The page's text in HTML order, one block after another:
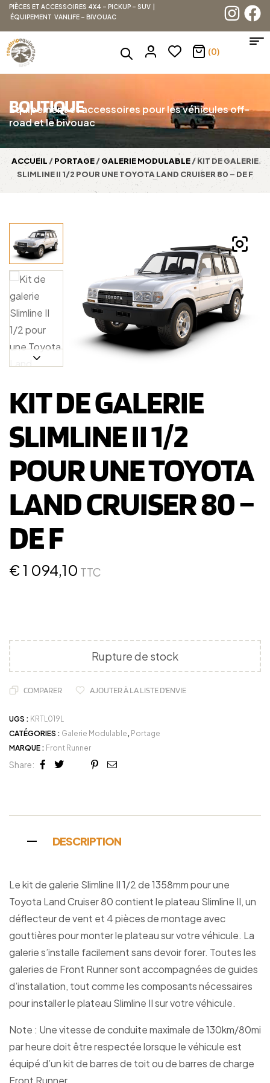
PIÈCES ET ACCESSOIRES 4X4 – PICKUP – SUV |
ÉQUIPEMENT VANLIFE – BIVOUAC
(0)
BOUTIQUE
Équipement et accessoires pour les véhicules off-
road et le bivouac
ACCUEIL /PORTAGE/GALERIE MODULABLE/ KIT DE GALERIE
SLIMLINE II 1/2 POUR UNE TOYOTA LAND CRUISER 80 – DE F
KIT DE GALERIE
SLIMLINE II 1/2
POUR UNE TOYOTA
LAND CRUISER 80 –
DE F
€ 1 094,10 TTC
Rupture de stock
COMPARER AJOUTER À LA LISTE D'ENVIE
UGS : KRTL019L
CATÉGORIES : Galerie Modulable, Portage
MARQUE : Front Runner
Share:
FacebookLinkedin
Google+
DESCRIPTION
Le kit de galerie Slimline II 1/2 de 1358mm pour une
Toyota Land Cruiser 80 contient le plateau Slimline II, un
déflecteur de vent et 4 pièces de montage avec
gouttières pour monter le plateau sur votre véhicule. La
galerie s’installe facilement sans devoir forer. Toutes les
galeries de Front Runner sont accompagnées de guides
d’installation, tout comme les composants nécessaires
pour installer le plateau Slimline II sur votre véhicule.
Note : Une vitesse de conduite maximale de 130km/80mi
par heure doit être respectée lorsque le véhicule est
équipé d’un kit de barres de toit ou de barres de charge